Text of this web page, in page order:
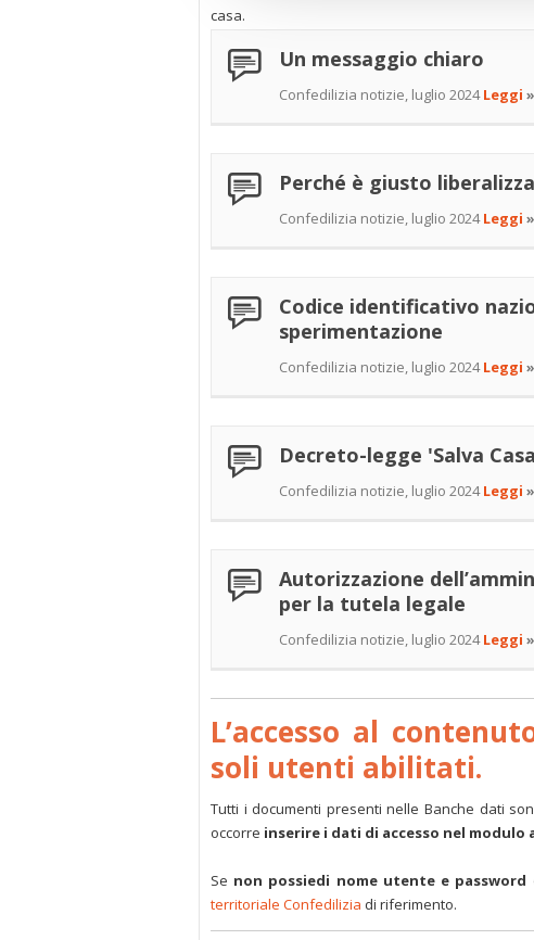
casa.
Un messaggio chiaro
Confedilizia notizie, luglio 2024Leggi »
Perché è giusto
Confedilizia notizie, luglio 2024Leggi »
Codice identificativo
sperimentazione
Confedilizia notizie, luglio 2024Leggi »
Decreto-legge 'Salva
Confedilizia notizie, luglio 2024Leggi »
Autorizzazione
per la tutela legale
Confedilizia notizie, luglio 2024Leggi »
L’accesso al
soli utenti abilitati.
Tutti i documenti presenti nelle Banche dati
occorre inserire i dati di accesso nel modulo
Se non possiedi nome utente e password
territoriale Confedilizia di riferimento.